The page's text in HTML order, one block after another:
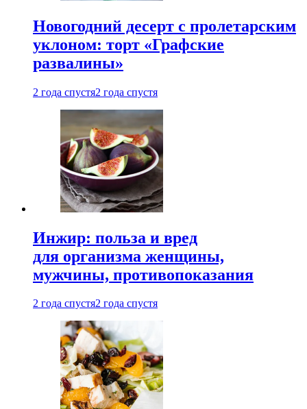
Новогодний десерт с пролетарским
уклоном: торт «Графские
развалины»
2 года спустя2 года спустя
Инжир: польза и вред
для организма женщины,
мужчины, противопоказания
2 года спустя2 года спустя